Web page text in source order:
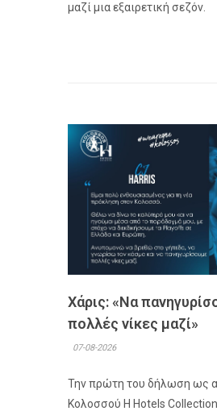
μαζί μια εξαιρετική σεζόν.
Χάρις: «Να
πολλές νίκες μαζί»
07-08-2026
Την πρώτη του δήλωση ως
Κολοσσού H Hotels Collection